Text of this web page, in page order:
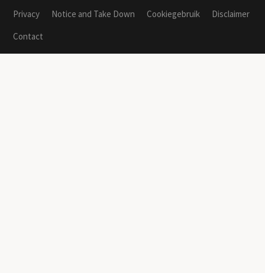
Privacy
Notice and Take Down Cookiegebruik
Disclaimer
Contact